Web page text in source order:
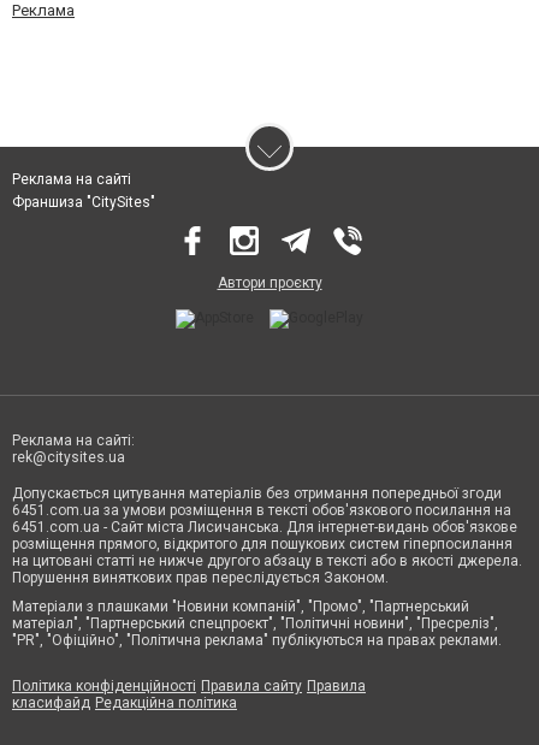
Реклама
Реклама на сайті
Франшиза "CitySites"
Автори проєкту
Реклама на сайті:
rek@citysites.ua
Допускається цитування матеріалів без отримання попередньої згоди
6451.com.ua за умови розміщення в тексті обов'язкового посилання на
6451.com.ua - Сайт міста Лисичанська. Для інтернет-видань обов'язкове
розміщення прямого, відкритого для пошукових систем гіперпосилання
на цитовані статті не нижче другого абзацу в тексті або в якості джерела.
Порушення виняткових прав переслідується Законом.
Матеріали з плашками "Новини компаній", "Промо", "Партнерський
матеріал", "Партнерський спецпроєкт", "Політичні новини", "Пресреліз",
"PR", "Офіційно", "Політична реклама" публікуються на правах реклами.
Політика конфіденційності Правила сайту Правила
класифайд Редакційна політика